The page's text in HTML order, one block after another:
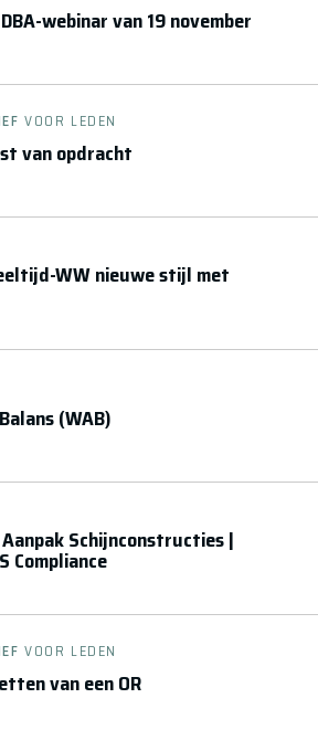
webinar van 19 november
VOOR LEDEN
van opdracht
WW nieuwe stijl met
(WAB)
Schijnconstructies |
Compliance
VOOR LEDEN
van een OR